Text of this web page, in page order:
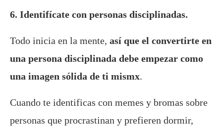
6. Identifícate con personas disciplinadas.
Todo inicia en la mente, así que el convertirte en
una persona disciplinada debe empezar como
una imagen sólida de ti mismx.
Cuando te identificas con memes y bromas sobre
personas que procrastinan y prefieren dormir,